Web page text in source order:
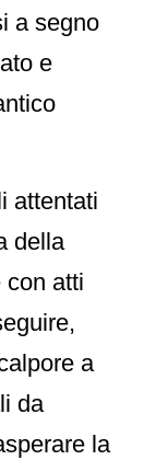
a segno
e
attentati
della
con atti
a
da
la